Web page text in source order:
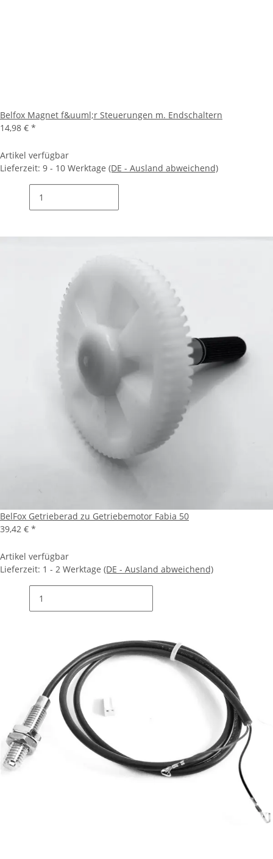
Belfox Magnet f&uuml;r Steuerungen m. Endschaltern
14,98 € *
Artikel verfügbar
Lieferzeit: 9 - 10 Werktage (DE - Ausland abweichend)
BelFox Getrieberad zu Getriebemotor Fabia 50
39,42 € *
Artikel verfügbar
Lieferzeit: 1 - 2 Werktage (DE - Ausland abweichend)